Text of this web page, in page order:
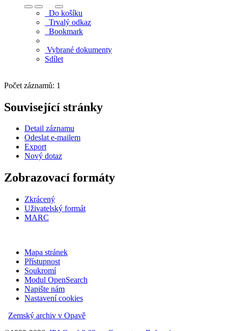
Do košíku
Trvalý odkaz
Bookmark
Vybrané dokumenty
Sdílet
Počet záznamů: 1
Související stránky
Detail záznamu
Odeslat e-mailem
Export
Nový dotaz
Zobrazovací formáty
Zkrácený
Uživatelský formát
MARC
Mapa stránek
Přístupnost
Soukromí
Modul OpenSearch
Napište nám
Nastavení cookies
Zemský archiv v Opavě